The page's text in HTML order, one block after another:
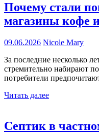
Почему стали
магазины кофе
09.06.2026 Nicole Mary
За последние несколько
стремительно набирают
потребители
Читать далее
Септик в